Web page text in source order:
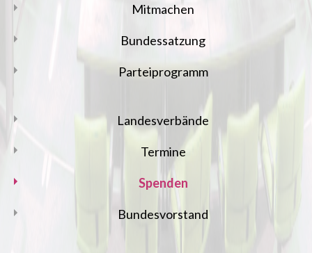
Mitmachen
Bundessatzung
Parteiprogramm
Landesverbände
Termine
Spenden
Bundesvorstand